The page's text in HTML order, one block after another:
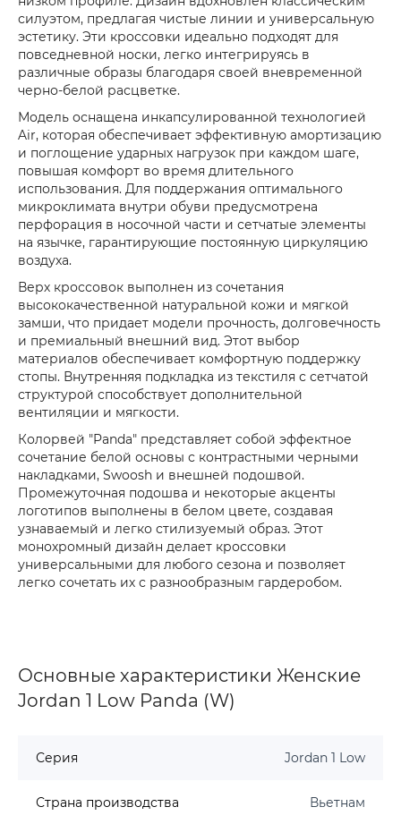
силуэтом, предлагая чистые линии и универсальную
эстетику. Эти кроссовки идеально подходят для
повседневной носки, легко интегрируясь в
различные образы благодаря своей вневременной
черно-белой расцветке.
Модель оснащена инкапсулированной технологией
Air, которая обеспечивает эффективную амортизацию
и поглощение ударных нагрузок при каждом шаге,
повышая комфорт во время длительного
использования. Для поддержания оптимального
микроклимата внутри обуви предусмотрена
перфорация в носочной части и сетчатые элементы
на язычке, гарантирующие постоянную циркуляцию
воздуха.
Верх кроссовок выполнен из сочетания
высококачественной натуральной кожи и мягкой
замши, что придает модели прочность, долговечность
и премиальный внешний вид. Этот выбор
материалов обеспечивает комфортную поддержку
стопы. Внутренняя подкладка из текстиля с сетчатой
структурой способствует дополнительной
вентиляции и мягкости.
Колорвей "Panda" представляет собой эффектное
сочетание белой основы с контрастными черными
накладками, Swoosh и внешней подошвой.
Промежуточная подошва и некоторые акценты
логотипов выполнены в белом цвете, создавая
узнаваемый и легко стилизуемый образ. Этот
монохромный дизайн делает кроссовки
универсальными для любого сезона и позволяет
легко сочетать их с разнообразным гардеробом.
Основные характеристики Женские
Jordan 1 Low Panda (W)
Серия Jordan 1 Low
Страна производства Вьетнам